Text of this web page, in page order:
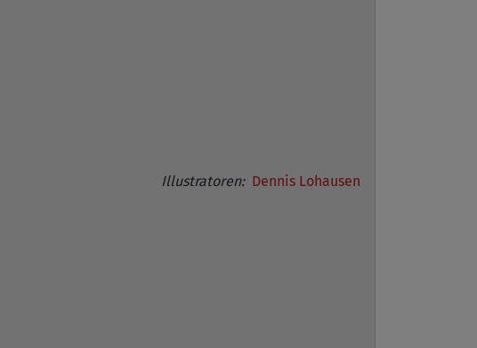
Illustratoren: Dennis Lohausen